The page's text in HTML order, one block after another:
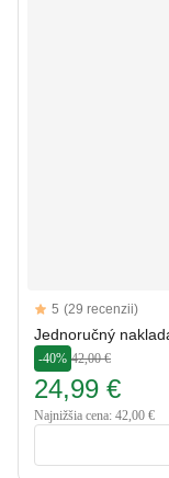
Reviews
5 out of 5 stars
5 (29 recenzii)
Jednoručný
-40% 42,00 €
24,99 €
Najnižšia cena: 42,00 €